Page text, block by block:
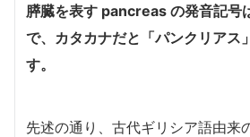
膵臓を表す pancreas の発音記号
で、カタカナだと「パンクリアス
す。
先述の通り、古代ギリシア語由来